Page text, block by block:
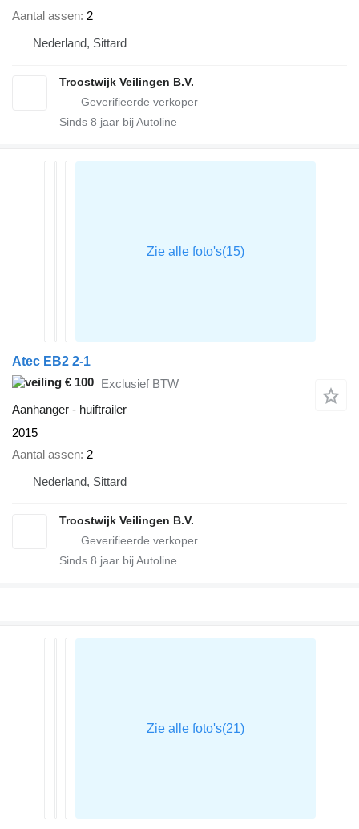
Aantal assen 2
Nederland, Sittard
Troostwijk Veilingen B.V.
Sinds 8 jaar bij Autoline
Atec EB2 2-1
€ 100 Exclusief BTW
Aanhanger - huiftrailer
2015
Aantal assen 2
Nederland, Sittard
Troostwijk Veilingen B.V.
Sinds 8 jaar bij Autoline